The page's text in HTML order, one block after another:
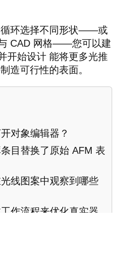
循环选择不同形状——或
CAD 网格——您可以建
开始设计 能将更多光推
造可行性的表面。
对象编辑器？
目替换了原始 AFM 表
线图案中观察到哪些
作流程来优化真实器